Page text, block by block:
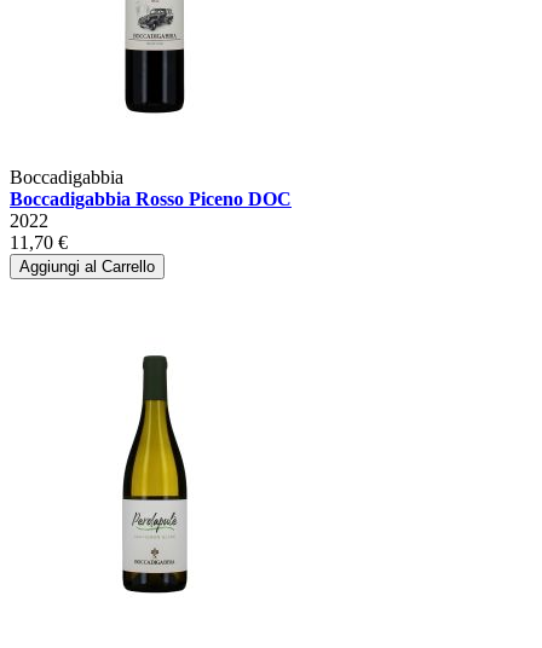
Boccadigabbia
Boccadigabbia Rosso Piceno DOC
2022
11,70 €
Aggiungi al Carrello